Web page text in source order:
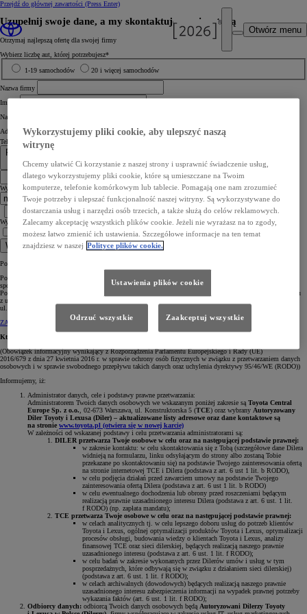
Przejdź do głównej zawartości (Press Enter)
Otwórz menu
Uzupełnij swoje dane, a my skontaktujemy się z tobą
Otrzymaj najlepszą ofertę dla swojej firmy
Wybierz liczbę aut, której potrzebujesz*
1-19 samochodów 20 i więcej samochodów
Nazwa firmy
Imię *
Nazwisko *
Adres e‑mail *
Telefon komórkowy *
Poland +48
+48
Wybierz stację dilerską * (wybierz przy pomocy mapy)
Wybierz stację dilerską (wróć do wyboru z listy)
Rozumiem informację. Wyrażam zgodę na kontakt telefoniczny lub mailowy.*
Wyślij
Pola oznaczone * są obowiązkowe, aby wybrany Diler mógł skontaktować się z Tobą.
Pozostawiasz nam swoje dane osobowe poprzez formularz stanowiący prośbę o przedstawienie oferty. W ten
sposób podajesz nam swoje dane kontaktowe celem skontaktowania się z Tobą telefonicznie lub mailowo.
Pozostawienie danych jest dobrowolne, ale konieczne, abyśmy mogli przedstawić Ci naszą ofertę. W związku
z usługą przedstawienia oferty i przekazanymi danymi, Toyota Central Europe Sp. z o.o., 02-673 Warszawa,
ul. Konstruktorska 5 (TCE) oraz wybrany Diler są administratorami Twoich danych osobowych.
ZAPOZNAJ SIĘ Z OBOWIĄZKIEM INFORMACYJNYM
Kto i jak przetwarza Twoje dane?
(Obowiązek informacyjny wynikający z Rozporządzenia Parlamentu Europejskiego i Rady (UE)
2016/679 z dnia 27 kwietnia 2016 r. w sprawie ochrony osób fizycznych w związku z przetwarzaniem danych
osobowych i w sprawie swobodnego przepływu takich danych oraz uchylenia dyrektywy 95/46/WE (RODO))
Informujemy, iż:
Administrator danych, cele i podstawy prawne przetwarzania:
Administratorem Twoich danych osobowych we wskazanym poniżej zakresie są Toyota Central
Europe Sp. z o.o. , 02-673 Warszawa, ul. Konstruktorska 5 (TCE) oraz wybrany Autoryzowany
Diler Toyoty i Lexusa (Diler) – aktualizowane listy adresowe oraz dane kontaktowe są
na stronie www.toyota.pl (otwiera się w nowej karcie)
W zależności od wskazanej podstawy i celu przetwarzania administratorami są:
DILER przetwarza Twoje osobowe w celu oraz na następującej podstawie prawnej:
w zakresie kontaktu: w celu skontaktowania się z Tobą (szczegółowe dane Dilera
widnieją na formularzu, linku odsyłającym do strony albo zostaną Tobie
przekazane po skontaktowaniu się) na podstawie Twojego zainteresowania ofertą
na stronie internetowej TCE i Dilera (podstawa z art. 6 ust 1 lit. b RODO),
w celu podjęcia działań przed zawarciem umowy na podstawie Twojego
zainteresowania ofertą Dilera (podstawa z art. 6 ust 1 lit. b RODO)
w celu ewentualnego dochodzenia lub obrony przed roszczeniami będącym
realizacją prawnie uzasadnionego interesu Dilera (podstawa z art. 6 ust. 1 lit.
f RODO) (np. zapłata mandatu);
TCE przetwarza Twoje osobowe w celu oraz na następującej podstawie prawnej:
w celach analitycznych tj. w celu lepszego doboru usług do potrzeb klientów
Toyota i Lexus, ogólnej optymalizacji produktów Toyota i Lexus, optymalizacji
procesów obsługi, budowania wiedzy o klientach Toyota i Lexus, analizy
finansowej TCE oraz sieci dilerskiej, będących realizacją naszego prawnie
uzasadnionego interesu (podstawa z art. 6 ust. 1 lit. f RODO);
w celu badań w zakresie wykonanych przez Dilerów umów i usług w tym
posprzedażnych, które odbywają się w związku z działaniem sieci dilerskiej)
(podstawa z art. 6 ust. 1 lit. f RODO);
w celach archiwalnych (dowodowych) będących realizacją naszego prawnie
uzasadnionego interesu zabezpieczenia informacji na wypadek prawnej potrzeby
wykazania faktów (art. 6 ust. 1 lit. f RODO);
Odbiorcy danych: odbiorcą Twoich danych osobowych będą Autoryzowani Dilerzy Toyoty
Wykorzystujemy pliki cookie, aby ulepszyć naszą
witrynę
Chcemy ułatwić Ci korzystanie z naszej strony i usprawnić świadczenie usług,
dlatego wykorzystujemy pliki cookie, które są umieszczane na Twoim
komputerze, telefonie komórkowym lub tablecie. Pomagają one nam zrozumieć
Twoje potrzeby i ulepszać funkcjonalność naszej witryny. Są wykorzystywane do
dostarczania usług i narzędzi osób trzecich, a także służą do celów reklamowych.
Zalecamy akceptację wszystkich plików cookie. Jeżeli nie wyrażasz na to zgody,
możesz łatwo zmienić ich ustawienia. Szczegółowe informacje na ten temat
znajdziesz w naszej Polityce plików cookie.
Ustawienia plików cookie
Odrzuć wszystkie Zaakceptuj wszystkie